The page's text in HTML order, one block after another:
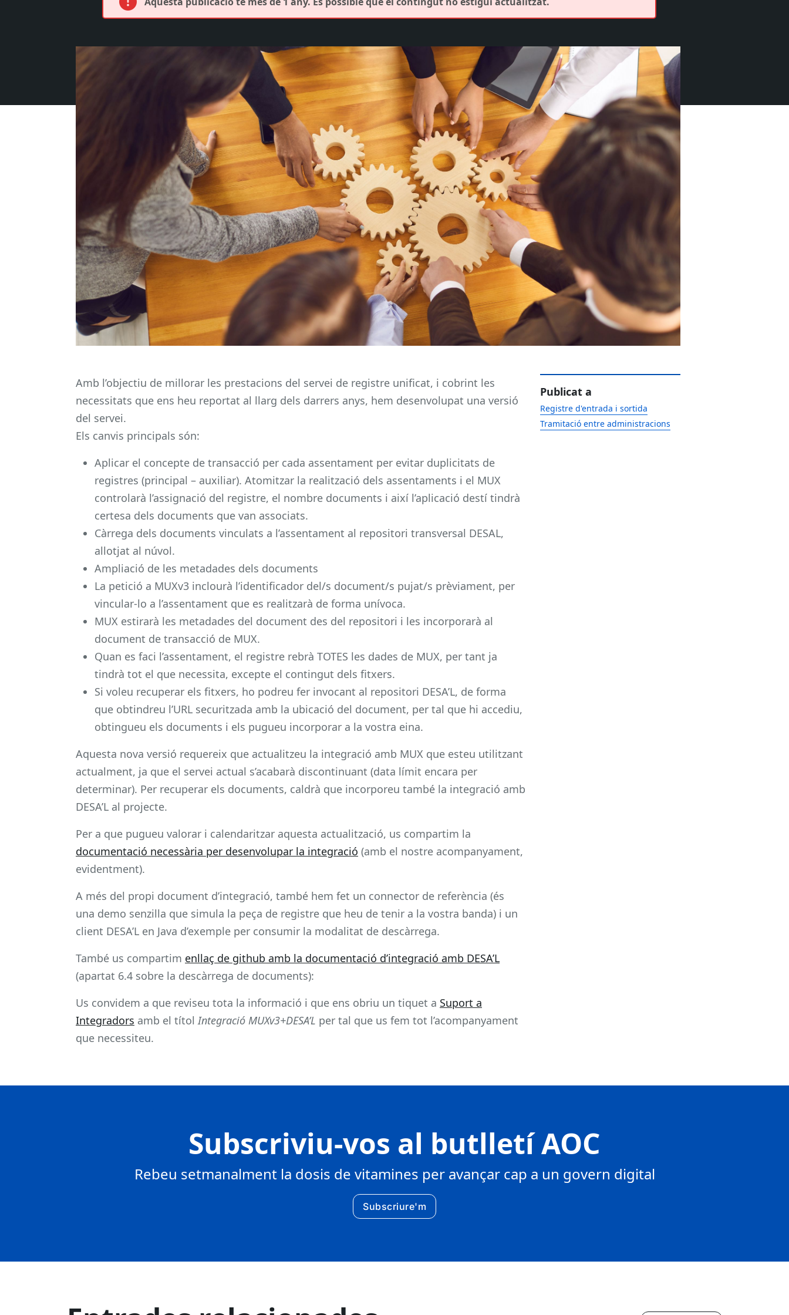
Amb l’objectiu de millorar les prestacions del servei de registre unificat, i cobrint les
necessitats que ens heu reportat al llarg dels darrers anys, hem desenvolupat una versió
del servei.
Els canvis principals són:
Aplicar el concepte de transacció per cada assentament per evitar duplicitats de
registres (principal – auxiliar). Atomitzar la realització dels assentaments i el MUX
controlarà l’assignació del registre, el nombre documents i així l’aplicació destí tindrà
certesa dels documents que van associats.
Càrrega dels documents vinculats a l’assentament al repositori transversal DESAL,
allotjat al núvol.
Ampliació de les metadades dels documents
La petició a MUXv3 inclourà l’identificador del/s document/s pujat/s prèviament, per
vincular-lo a l’assentament que es realitzarà de forma unívoca.
MUX estirarà les metadades del document des del repositori i les incorporarà al
document de transacció de MUX.
Quan es faci l’assentament, el registre rebrà TOTES les dades de MUX, per tant ja
tindrà tot el que necessita, excepte el contingut dels fitxers.
Si voleu recuperar els fitxers, ho podreu fer invocant al repositori DESA’L, de forma
que obtindreu l’URL securitzada amb la ubicació del document, per tal que hi accediu,
obtingueu els documents i els pugueu incorporar a la vostra eina.
Aquesta nova versió requereix que actualitzeu la integració amb MUX que esteu utilitzant
actualment, ja que el servei actual s’acabarà discontinuant (data límit encara per
determinar). Per recuperar els documents, caldrà que incorporeu també la integració amb
DESA’L al projecte.
Per a que pugueu valorar i calendaritzar aquesta actualització, us compartim la
documentació necessària per desenvolupar la integració (amb el nostre acompanyament,
evidentment).
A més del propi document d’integració, també hem fet un connector de referència (és
una demo senzilla que simula la peça de registre que heu de tenir a la vostra banda) i un
client DESA’L en Java d’exemple per consumir la modalitat de descàrrega.
També us compartim enllaç de github amb la documentació d’integració amb DESA’L
(apartat 6.4 sobre la descàrrega de documents):
Us convidem a que reviseu tota la informació i que ens obriu un tiquet a Suport a
Integradors amb el títol Integració MUXv3+DESA’L per tal que us fem tot l’acompanyament
que necessiteu.
Publicat a
Registre d'entrada i sortida
Tramitació entre administracions
Subscriviu-vos al butlletí AOC
Rebeu setmanalment la dosis de vitamines per avançar cap a un govern digital
Subscriure'm